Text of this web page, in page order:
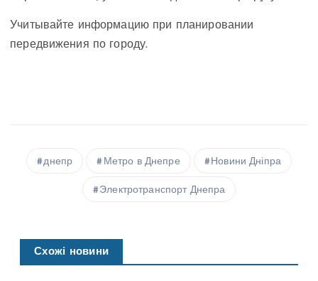
Учитывайте информацию при планировании
передвижения по городу.
днепр Метро в Днепре Новини Дніпра
Электротранспорт Днепра
Схожі новини